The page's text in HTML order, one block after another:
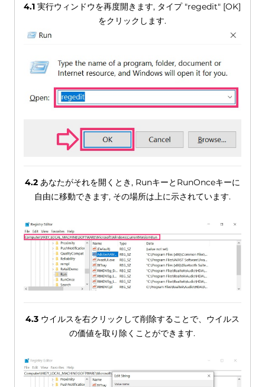
4.1 実行ウィンドウを再度開きます, タイプ "regedit" [OK]
をクリックします.
4.2あなたがそれを開くとき, RunキーとRunOnceキーに
自由に移動できます, その場所は上に示されています.
4.3ウイルスを右クリックして削除することで、ウイルス
の価値を取り除くことができます.